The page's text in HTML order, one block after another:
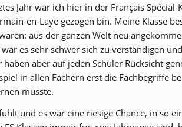
Jahr war ich hier in der Français Spécial-
en-Laye gezogen bin. Meine Klasse
aus der ganzen Welt neu
es sehr schwer sich zu verständigen
aber auf jeden Schüler Rücksicht
in allen Fächern erst die Fachbegriffe
musste.
und es war eine riesige Chance, in so